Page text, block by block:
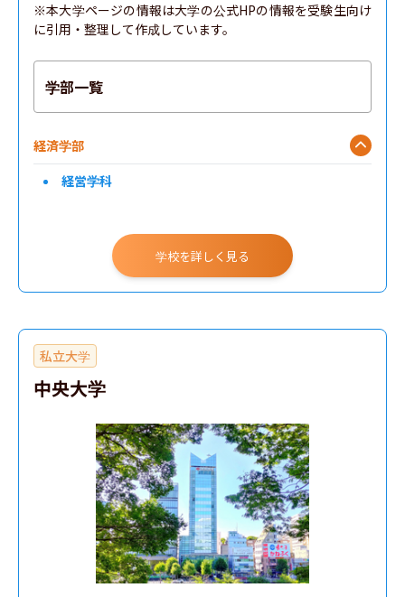
※本大学ページの情報は大学の公式HPの情報を受験生向け
に引用・整理して作成しています。
学部一覧
経済学部
経営学科
学校を詳しく見る
私立大学
中央大学